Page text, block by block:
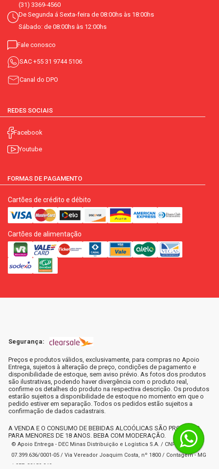
(31) 3369-4560
De Segunda á Sexta-feira de 08:00hs às 18:00hs
Sábado: de 08:00hs às 12:00hs
Fale conosco
SAC +55 31 9744 5106
Canal do DPO
REDES SOCIAIS
Facebook
Youtube
FORMAS DE PAGAMENTO
Cartões de crédito e débito
Cartões de alimentação
Segurança:
Preços e produtos válidos, exclusivamente, para compras no Apoio
Entrega, sujeitos à alteração de preço, condições de pagamento e
disponibilidade de estoque, sem aviso prévio. As fotos dos produtos
são ilustrativas, podendo haver divergência com o produto real,
confirme os detalhes do produto na respectiva descrição. Os produtos
estarão sujeitos a disponibilidade de estoque no momento em que o
pedido estiver em separação. Todos os pedidos estão sujeitos a
confirmação de dados cadastrais.
A VENDA E O CONSUMO DE BEBIDAS ALCOÓLICAS SÃO PROIBIDOS
PARA MENORES DE 18 ANOS. BEBA COM MODERAÇÃO.
© Apoio Entrega - DEC Minas Distribuição e Logística S.A. / CNPJ:
07.399.636/0001-05 / Via Vereador Joaquim Costa, nº 1800 / Contagem - MG
/ CEP 32150-240